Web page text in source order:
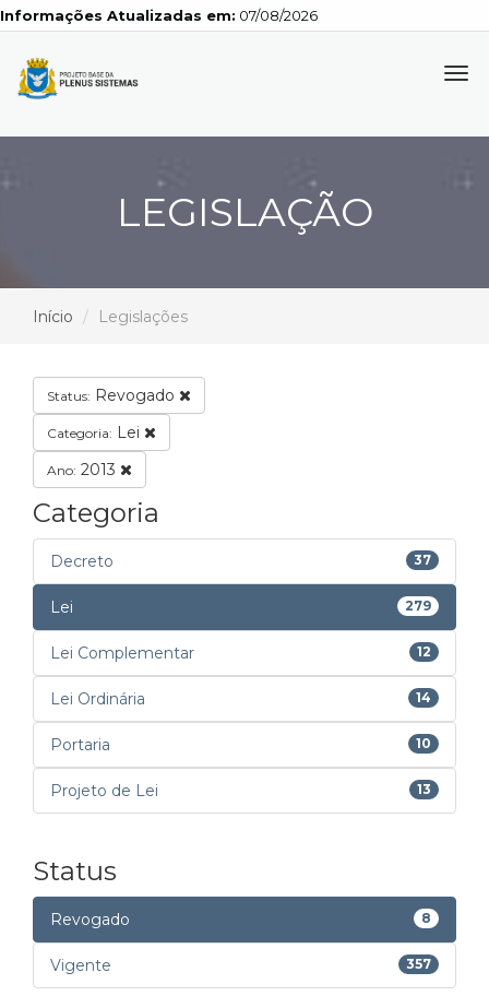
Atualizadas em: 07/08/2026
LEGISLAÇÃO
Início Legislações
Status: Revogado
Categoria: Lei
Ano: 2013
Categoria
Decreto 37
Lei 279
Lei Complementar 12
Lei Ordinária 14
Portaria 10
Projeto de Lei 13
Status
Revogado 8
Vigente 357